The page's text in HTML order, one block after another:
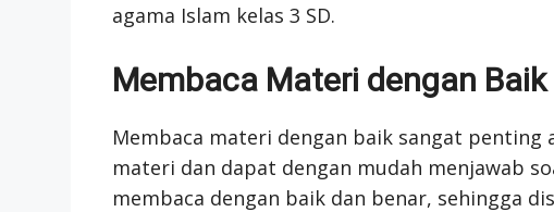
agama Islam kelas 3 SD.
Membaca Materi dengan Baik
Membaca materi dengan baik sangat penting
materi dan dapat dengan mudah menjawab
membaca dengan baik dan benar, sehingga